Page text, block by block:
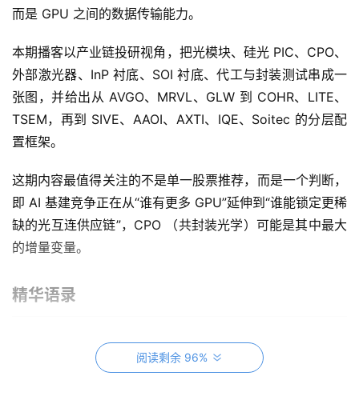
而是 GPU 之间的数据传输能力。
本期播客以产业链投研视角，把光模块、硅光 PIC、CPO、
外部激光器、InP 衬底、SOI 衬底、代工与封装测试串成一
张图，并给出从 AVGO、MRVL、GLW 到 COHR、LITE、
TSEM，再到 SIVE、AAOI、AXTI、IQE、Soitec 的分层配
置框架。
这期内容最值得关注的不是单一股票推荐，而是一个判断，
即 AI 基建竞争正在从“谁有更多 GPU”延伸到“谁能锁定更稀
缺的光互连供应链”，CPO （共封装光学）可能是其中最大
的增量变量。
精华语录
为什么光互连突然重要阅读剩余 96%